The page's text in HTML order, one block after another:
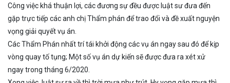
Công việc khá thuận lợi, các đương sự đều được luật sư đưa đến
gặp trực tiếp các anh chị Thẩm phán để trao đổi và đề xuất nguyện
vọng giải quyết vụ án.
Các Thẩm Phán nhất trí tái khởi động các vụ án ngay sau đó để kịp
vòng quay tố tụng; Một số vụ án dự kiến sẽ được đưa ra xét xử
ngay trong tháng 6/2020.